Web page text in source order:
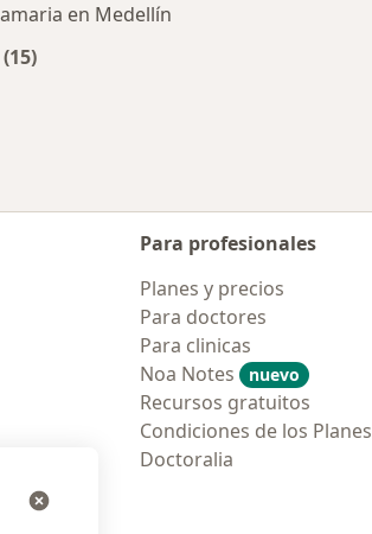
en Medellín
Para profesionales
Planes y precios
Para doctores
Para clinicas
Noa Notes
nuevo
Recursos gratuitos
Condiciones de los Planes
Doctoralia